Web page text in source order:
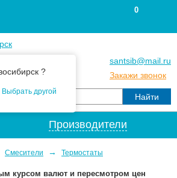
?
Выбрать другой
30
santsib@mail.ru
Закажи звонок
0
Производители
Смесители → Термостаты
курсом валют и пересмотром цен